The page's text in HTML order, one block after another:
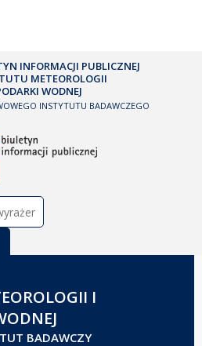
INFORMACJI PUBLICZNEJ
METEOROLOGII
WODNEJ
INSTYTUTU BADAWCZEGO
I
BADAWCZY